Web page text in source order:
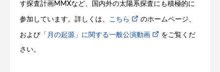
す探査計画MMXなど、国内外の太陽系探査にも積極的に
参加しています。詳しくは、 こちら のホームページ、
および 「月の起源」に関する一般公演動画 をご覧くだ
さい。